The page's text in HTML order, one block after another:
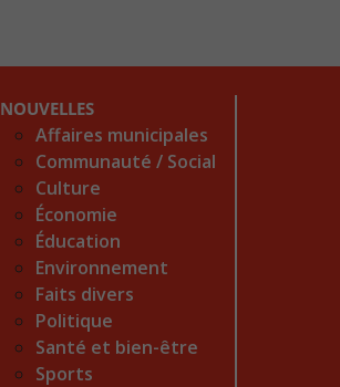
NOUVELLES
Affaires municipales
Communauté / Social
Culture
Économie
Éducation
Environnement
Faits divers
Politique
Santé et bien-être
Sports